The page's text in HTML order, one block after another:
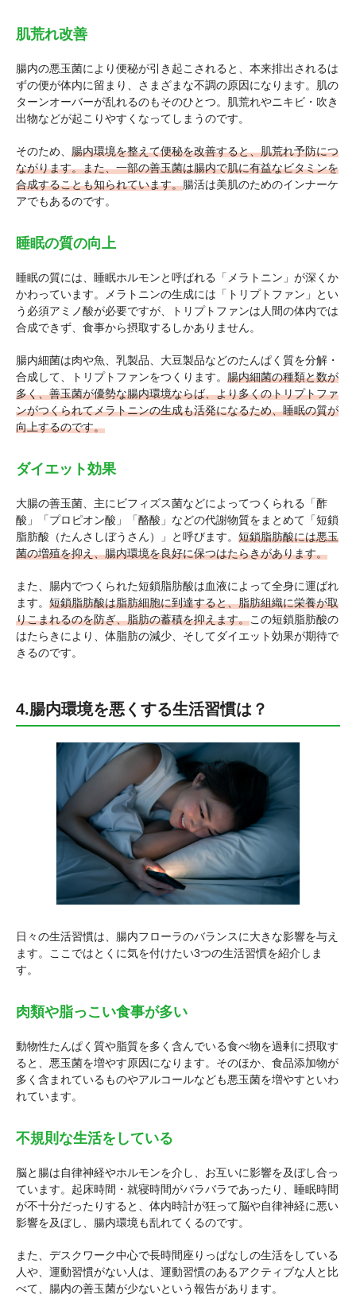
肌荒れ改善
腸内の悪玉菌により便秘が引き起こされると、本来排出されるは
ずの便が体内に留まり、さまざまな不調の原因になります。肌の
ターンオーバーが乱れるのもそのひとつ。肌荒れやニキビ・吹き
出物などが起こりやすくなってしまうのです。
そのため、 腸内環境を整えて便秘を改善すると、肌荒れ予防につ
ながります。また、一部の善玉菌は腸内で肌に有益なビタミンを
合成することも知られています。腸活は美肌のためのインナーケ
アでもあるのです。
睡眠の質の向上
睡眠の質には、睡眠ホルモンと呼ばれる「メラトニン」が深くか
かわっています。メラトニンの生成には「トリプトファン」とい
う必須アミノ酸が必要ですが、トリプトファンは人間の体内では
合成できず、食事から摂取するしかありません。
腸内細菌は肉や魚、乳製品、大豆製品などのたんぱく質を分解・
合成して、トリプトファンをつくります。 腸内細菌の種類と数が
多く、善玉菌が優勢な腸内環境ならば、より多くのトリプトファ
ンがつくられてメラトニンの生成も活発になるため、睡眠の質が
向上するのです。
ダイエット効果
大腸の善玉菌、主にビフィズス菌などによってつくられる「酢
酸」「プロピオン酸」「酪酸」などの代謝物質をまとめて「短鎖
脂肪酸（たんさしぼうさん）」と呼びます。 短鎖脂肪酸には悪玉
菌の増殖を抑え、腸内環境を良好に保つはたらきがあります。
また、腸内でつくられた短鎖脂肪酸は血液によって全身に運ばれ
ます。 短鎖脂肪酸は脂肪細胞に到達すると、脂肪組織に栄養が取
りこまれるのを防ぎ、脂肪の蓄積を抑えます。この短鎖脂肪酸の
はたらきにより、体脂肪の減少、そしてダイエット効果が期待で
きるのです。
4.腸内環境を悪くする生活習慣は？
日々の生活習慣は、腸内フローラのバランスに大きな影響を与え
ます。ここではとくに気を付けたい3つの生活習慣を紹介しま
す。
肉類や脂っこい食事が多い
動物性たんぱく質や脂質を多く含んでいる食べ物を過剰に摂取す
ると、悪玉菌を増やす原因になります。そのほか、食品添加物が
多く含まれているものやアルコールなども悪玉菌を増やすといわ
れています。
不規則な生活をしている
脳と腸は自律神経やホルモンを介し、お互いに影響を及ぼし合っ
ています。起床時間・就寝時間がバラバラであったり、睡眠時間
が不十分だったりすると、体内時計が狂って脳や自律神経に悪い
影響を及ぼし、腸内環境も乱れてくるのです。
また、デスクワーク中心で長時間座りっぱなしの生活をしている
人や、運動習慣がない人は、運動習慣のあるアクティブな人と比
べて、腸内の善玉菌が少ないという報告があります。